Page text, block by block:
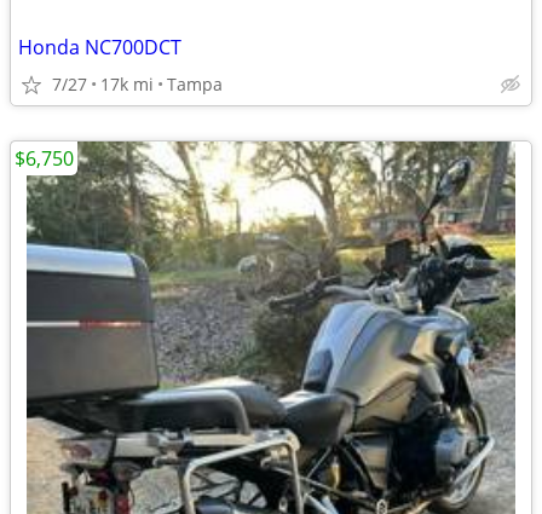
Honda NC700DCT
7/27 17k mi Tampa
$6,750